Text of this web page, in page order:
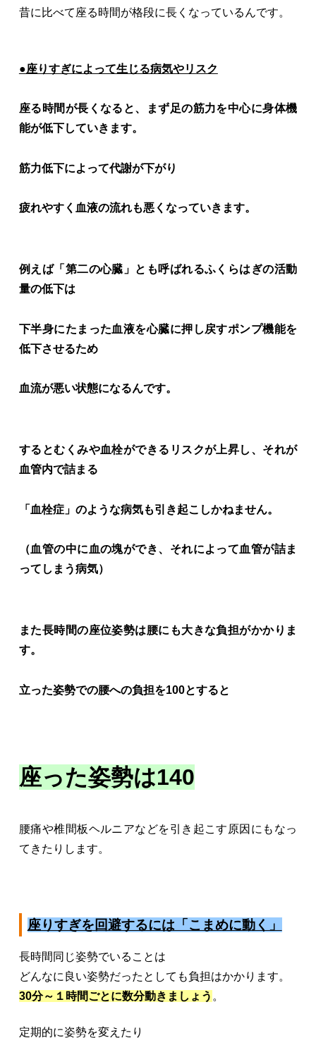
昔に比べて座る時間が格段に長くなっているんです。
●座りすぎによって生じる病気やリスク
座る時間が長くなると、まず足の筋力を中心に身体機
能が低下していきます。
筋力低下によって代謝が下がり
疲れやすく血液の流れも悪くなっていきます。
例えば「第二の心臓」とも呼ばれるふくらはぎの活動
量の低下は
下半身にたまった血液を心臓に押し戻すポンプ機能を
低下させるため
血流が悪い状態になるんです。
するとむくみや血栓ができるリスクが上昇し、 それが
血管内で詰まる
「血栓症」のような病気も引き起こしかねません。
（血管の中に血の塊ができ、それによって血管が詰ま
ってしまう病気）
また長時間の座位姿勢は腰にも大きな負担がかかりま
す。
立った姿勢での腰への負担を100とすると
座った姿勢は140
腰痛や椎間板ヘルニアなどを引き起こす原因にもなっ
てきたりします。
座りすぎを回避するには「こまめに動く」
長時間同じ姿勢でいることは
どんなに良い姿勢だったとしても負担はかかります。
30分～１時間ごとに数分動きましょう 。
定期的に姿勢を変えたり